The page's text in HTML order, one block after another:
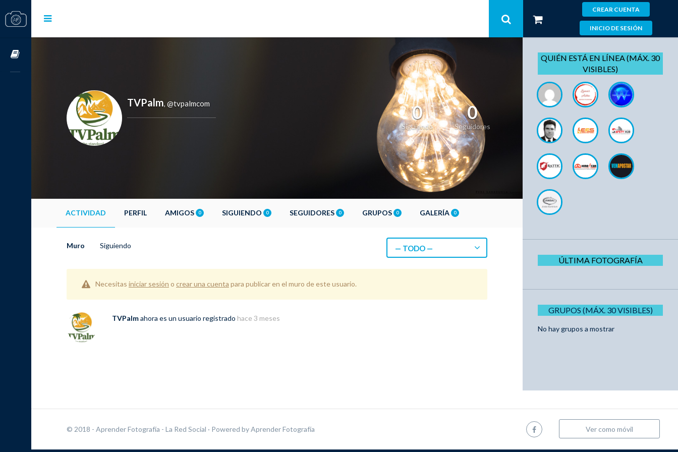
CREAR CUENTA
INICIO DE SESIÓN
TVPalm, @tvpalmcom 0
Siguiendo
0
Seguidores
ACTIVIDAD PERFIL AMIGOS 0 SIGUIENDO 0 SEGUIDORES 0 GRUPOS 0 GALERÍA 0
Muro Siguiendo — TODO —
Necesitas iniciar sesión o crear una cuenta para publicar en el muro de este usuario.
TVPalmahora es un usuario registrado hace 3 meses
QUIÉN ESTÁ EN LÍNEA (MÁX. 30
VISIBLES)
ÚLTIMA FOTOGRAFÍA
GRUPOS (MÁX. 30 VISIBLES)
No hay grupos a mostrar
© 2018 - Aprender Fotografía - La Red Social · Powered byAprender Fotografía